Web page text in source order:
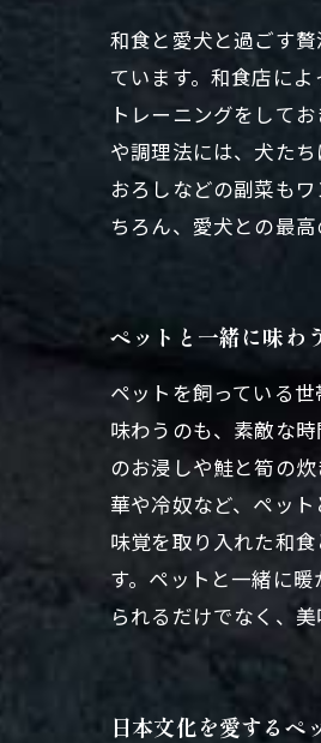
和食と愛犬と過ごす
ています。和食店に
トレーニングをして
や調理法には、犬た
おろしなどの副菜も
ちろん、愛犬との最高
ペットと一緒に味わ
ペットを飼っている
味わうのも、素敵な
のお浸しや鮭と筍の
華や冷奴など、ペッ
味覚を取り入れた和
す。ペットと一緒に
られるだけでなく、
日本文化を愛するペ